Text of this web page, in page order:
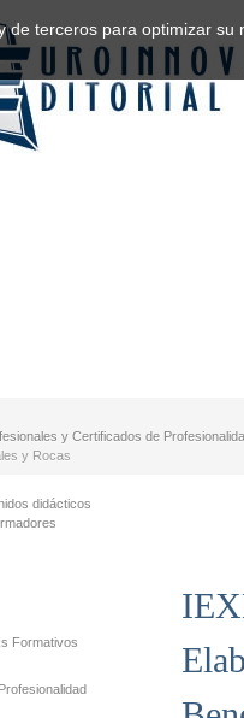
y Certificados de
y Rocas
didácticos
Formativos
de terceros para optimizar